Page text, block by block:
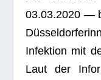
03.03.2020 —
Infek­tion mit
Laut der